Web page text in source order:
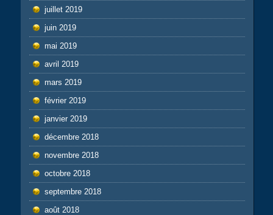
juillet 2019
juin 2019
mai 2019
avril 2019
mars 2019
février 2019
janvier 2019
décembre 2018
novembre 2018
octobre 2018
septembre 2018
août 2018